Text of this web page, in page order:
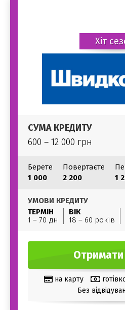
Хіт
СУМА КРЕДИТУ
600 – 12 000 грн
Берете
1 000
Повертаєте
2 200
1
УМОВИ КРЕДИТУ
ТЕРМІН
1 – 70 дн
ВІК
18 – 60 років
на карту
Без